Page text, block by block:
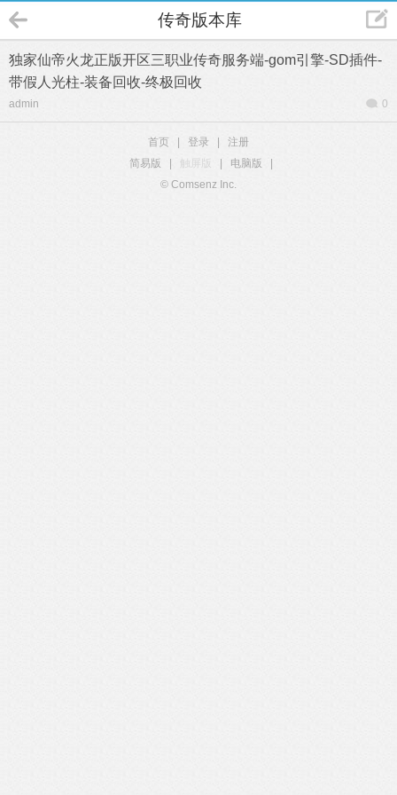
传奇版本库
独家仙帝火龙正版开区三职业传奇服务端-gom引擎-SD插件-
带假人光柱-装备回收-终极回收
admin 0
首页 登录
注册
简易版
触屏版 电脑版
© Comsenz Inc.